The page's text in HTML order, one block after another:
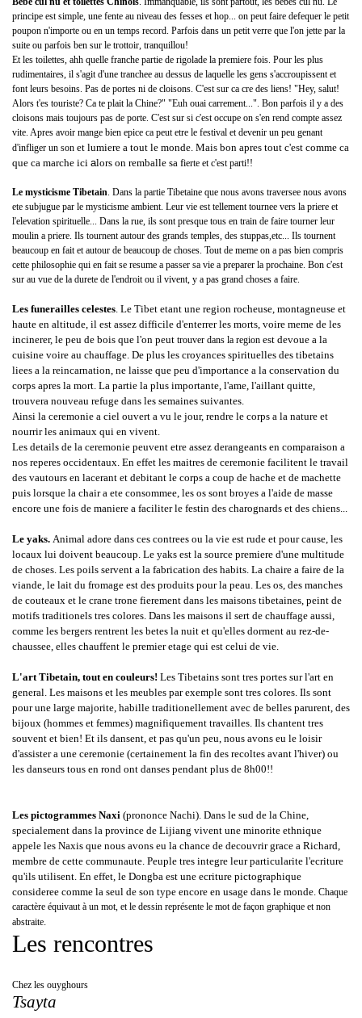
principe est simple, une fente au niveau des fesses et hop... on peut faire defequer le petit
poupon n'importe ou en un temps record. Parfois dans un petit verre que l'on jette par la
suite ou parfois ben sur le trottoir, tranquillou!
Et les toilettes, ahh quelle franche partie de rigolade la premiere fois. Pour les plus
rudimentaires, il s'agit d'une tranchee au dessus de laquelle les gens s'accroupissent et
font leurs besoins. Pas de portes ni de cloisons. C'est sur ca cre des liens! "Hey, salut!
Alors t'es touriste? Ca te plait la Chine?" "Euh ouai carrement...". Bon parfois il y a des
cloisons mais toujours pas de porte. C'est sur si c'est occupe on s'en rend compte assez
vite. Apres avoir mange bien epice ca peut etre le festival et devenir un peu genant
d'infliger un son et lumiere a tout le monde. Mais bon apres tout c'est comme ca
que ca marche ici alors on remballe sa fierte et c'est parti!!
Le mysticisme Tibetain. Dans la partie Tibetaine que nous avons traversee nous avons
ete subjugue par le mysticisme ambient. Leur vie est tellement tournee vers la priere et
l'elevation spirituelle... Dans la rue, ils sont presque tous en train de faire tourner leur
moulin a priere. Ils tournent autour des grands temples, des stuppas,etc... Ils tournent
beaucoup en fait et autour de beaucoup de choses. Tout de meme on a pas bien compris
cette philosophie qui en fait se resume a passer sa vie a preparer la prochaine. Bon c'est
sur au vue de la durete de l'endroit ou il vivent, y a pas grand choses a faire.
Les funerailles celestes. Le Tibet etant une region rocheuse, montagneuse et
haute en altitude, il est assez difficile d'enterrer les morts, voire meme de les
incinerer, le peu de bois que l'on peut trouver dans la region est devoue a la
cuisine voire au chauffage. De plus les croyances spirituelles des tibetains
liees a la reincarnation, ne laisse que peu d'importance a la conservation du
corps apres la mort. La partie la plus importante, l'ame, l'aillant quitte,
trouvera nouveau refuge dans les semaines suivantes.
Ainsi la ceremonie a ciel ouvert a vu le jour, rendre le corps a la nature et
nourrir les animaux qui en vivent.
Les details de la ceremonie peuvent etre assez derangeants en comparaison a
nos reperes occidentaux. En effet les maitres de ceremonie facilitent le travail
des vautours en lacerant et debitant le corps a coup de hache et de machette
puis lorsque la chair a ete consommee, les os sont broyes a l'aide de masse
encore une fois de maniere a faciliter le festin des charognards et des chiens...
Le yaks. Animal adore dans ces contrees ou la vie est rude et pour cause, les
locaux lui doivent beaucoup. Le yaks est la source premiere d'une multitude
de choses. Les poils servent a la fabrication des habits. La chaire a faire de la
viande, le lait du fromage est des produits pour la peau. Les os, des manches
de couteaux et le crane trone fierement dans les maisons tibetaines, peint de
motifs traditionels tres colores. Dans les maisons il sert de chauffage aussi,
comme les bergers rentrent les betes la nuit et qu'elles dorment au rez-de-
chaussee, elles chauffent le premier etage qui est celui de vie.
L'art Tibetain, tout en couleurs! Les Tibetains sont tres portes sur l'art en
general. Les maisons et les meubles par exemple sont tres colores. Ils sont
pour une large majorite, habille traditionellement avec de belles parurent, des
bijoux (hommes et femmes) magnifiquement travailles. Ils chantent tres
souvent et bien! Et ils dansent, et pas qu'un peu, nous avons eu le loisir
d'assister a une ceremonie (certainement la fin des recoltes avant l'hiver) ou
les danseurs tous en rond ont danses pendant plus de 8h00!!
Les pictogrammes Naxi (prononce Nachi). Dans le sud de la Chine,
specialement dans la province de Lijiang vivent une minorite ethnique
appele les Naxis que nous avons eu la chance de decouvrir grace a Richard,
membre de cette communaute. Peuple tres integre leur particularite l'ecriture
qu'ils utilisent. En effet, le Dongba est une ecriture pictographique
consideree comme la seul de son type encore en usage dans le monde. Chaque
caractère équivaut à un mot, et le dessin représente le mot de façon graphique et non
abstraite.
Les rencontres
Chez les ouyghours
Tsayta